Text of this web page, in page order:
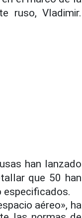
ruso, Vladimir.
han lanzado
que 50 han
especificados.
aéreo», ha